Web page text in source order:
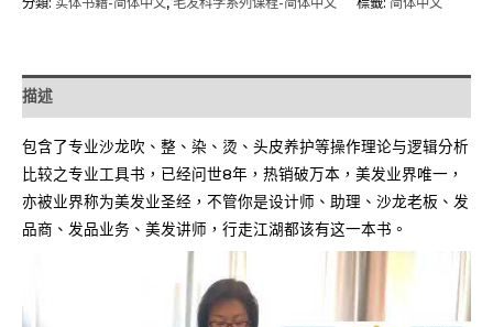
发
科
描述
包含了专业沙龙吹、整、染、烫、头皮养护等操作理论与逻辑分析
比较之专业工具书，已经问世8年，热销破万本，美发业界唯一，
亦被业界称为美发业圣经，不管你是设计师、助理、沙龙老板、发
品商、发品业务、美发讲师，行走江湖都该有这一本书。